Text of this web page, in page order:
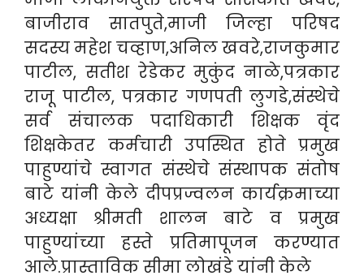
बाजीराव सातपुते,माजी जिल्हा परिषद
सदस्य महेश चव्हाण,अनिल खवरे,राजकुमार
पाटील, सतीश रेडेकर मुकुंद नाळे,पत्रकार
राजू पाटील, पत्रकार गणपती लुगडे,संस्थेचे
सर्व संचालक पदाधिकारी शिक्षक वृंद
शिक्षकेतर कर्मचारी उपस्थित होते प्रमुख
पाहुण्यांचे स्वागत संस्थेचे संस्थापक संतोष
बाटे यांनी केले दीपप्रज्वलन कार्यक्रमाच्या
अध्यक्षा श्रीमती शालन बाटे व प्रमुख
पाहुण्यांच्या हस्ते प्रतिमापूजन करण्यात
आले.प्रास्ताविक सीमा लोखंडे यांनी केले